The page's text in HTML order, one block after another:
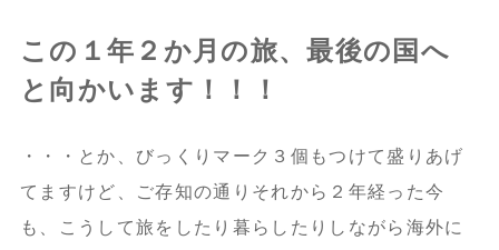
この１年２か月の旅、最後の国へ
と向かいます！！！
・・・とか、びっくりマーク３個もつけて盛りあげ
てますけど、ご存知の通りそれから２年経った今
も、こうして旅をしたり暮らしたりしながら海外に